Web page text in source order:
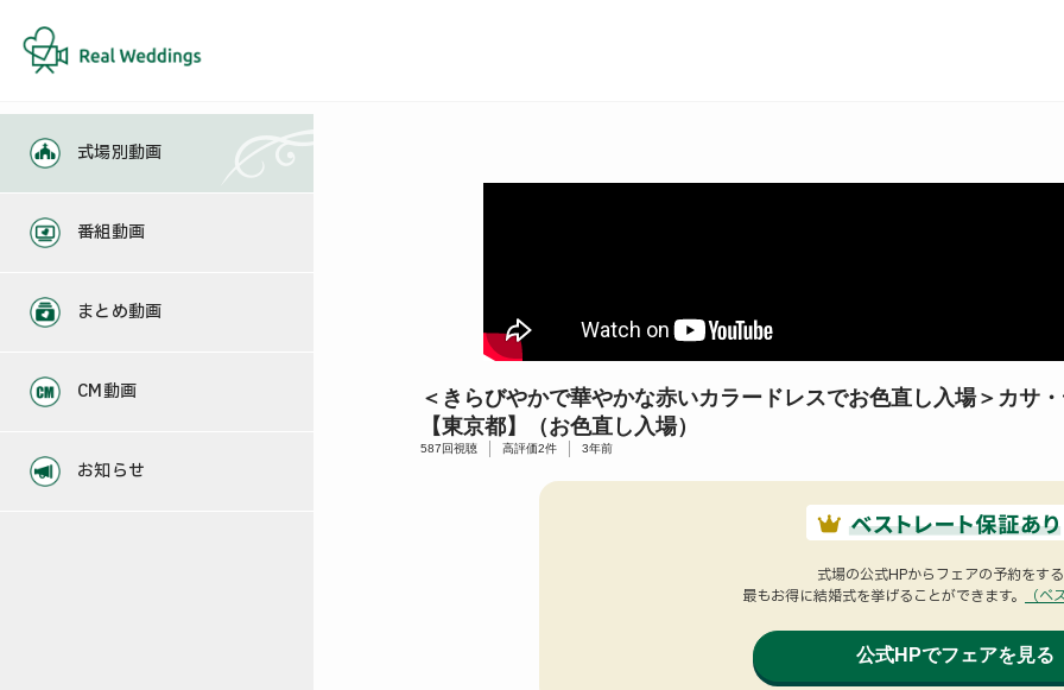
式場別動画
番組動画
まとめ動画
CM動画
お知らせ
＜きらびやかで華やかな赤いカラードレスでお色直し入場＞カサ
【東京都】（お色直し入場）
587 回視聴 高評価2件 3年前
式場の公式HPからフェアの予約をす
最もお得に結婚式を挙げることができます。
（
公式HPでフェアを見る